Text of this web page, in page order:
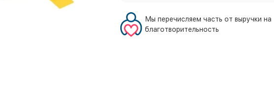
Мы перечисляем часть от выручки на
благотворительность